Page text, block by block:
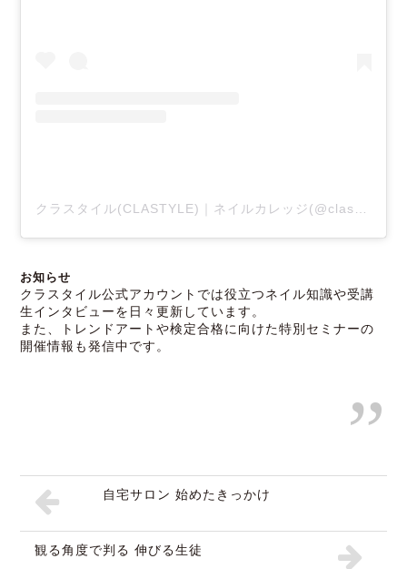
クラスタイル(CLASTYLE)｜ネイルカレッジ(@clastyle_nail)がシェアした投稿
お知らせ
クラスタイル公式アカウントでは役立つネイル知識や受講
生インタビューを日々更新しています。
また、トレンドアートや検定合格に向けた特別セミナーの
開催情報も発信中です。
自宅サロン 始めたきっかけ
観る角度で判る 伸びる生徒